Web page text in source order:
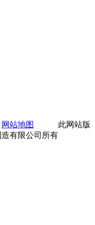
网站地图
此网站版
有限公司所有